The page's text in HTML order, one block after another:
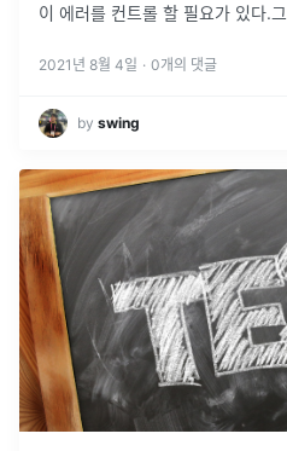
이 에러를 컨트롤 할 필요가 있다.
2021년 8월 4일 · 0개의 댓글
by swing